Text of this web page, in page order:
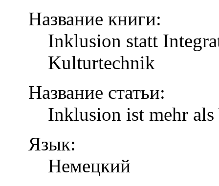
Название книги:
Inklusion statt
Kulturtechnik
Название статьи:
Inklusion ist mehr
Язык:
Немецкий